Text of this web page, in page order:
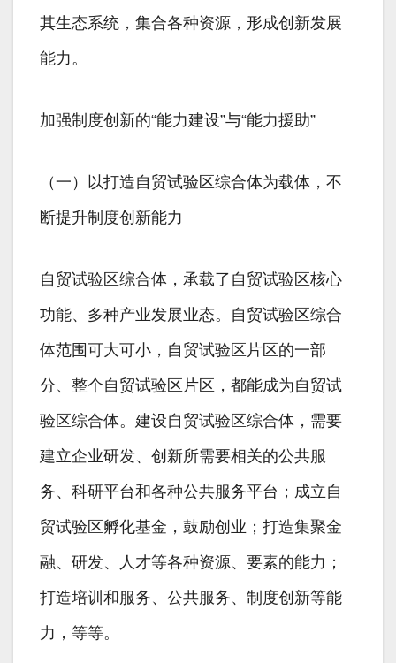
其生态系统，集合各种资源，形成创新发展
能力。
加强制度创新的“能力建设”与“能力援助”
（一）以打造自贸试验区综合体为载体，不
断提升制度创新能力
自贸试验区综合体，承载了自贸试验区核心
功能、多种产业发展业态。自贸试验区综合
体范围可大可小，自贸试验区片区的一部
分、整个自贸试验区片区，都能成为自贸试
验区综合体。建设自贸试验区综合体，需要
建立企业研发、创新所需要相关的公共服
务、科研平台和各种公共服务平台；成立自
贸试验区孵化基金，鼓励创业；打造集聚金
融、研发、人才等各种资源、要素的能力；
打造培训和服务、公共服务、制度创新等能
力，等等。